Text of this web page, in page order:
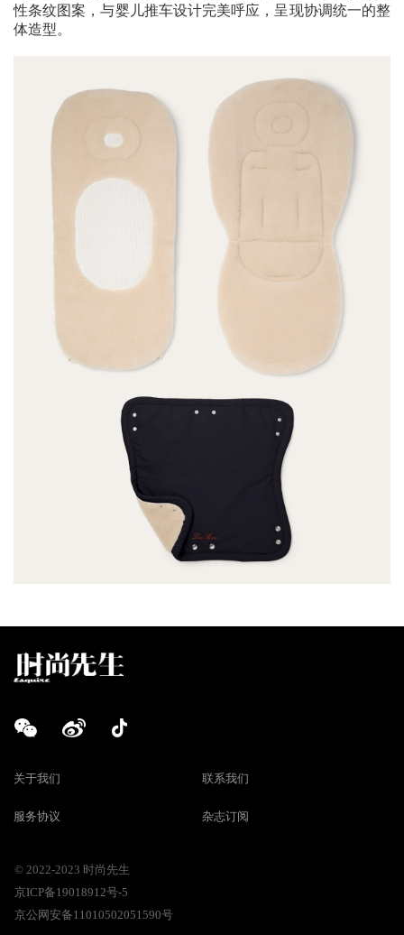
性条纹图案，与婴儿推车设计完美呼应，呈现协调统一的整
体造型。
关于我们 联系我们
服务协议 杂志订阅
© 2022-2023 时尚先生
京ICP备19018912号-5
京公网安备11010502051590号